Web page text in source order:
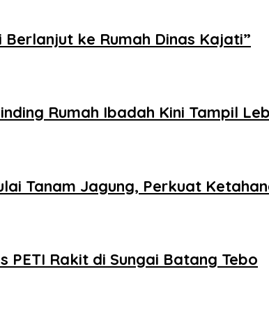
Berlanjut ke Rumah Dinas Kajati”
Rumah Ibadah Kini Tampil
Tanam Jagung, Perkuat
PETI Rakit di Sungai Batang Tebo